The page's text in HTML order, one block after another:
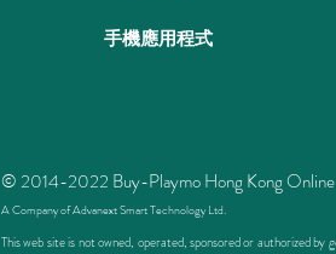
手機應用程式
© 2014-2022 Buy-Playmo Hong Kong Online
A Company of Advanext Smart Technology Ltd.
This web site is not owned, operated, sponsored or authorized